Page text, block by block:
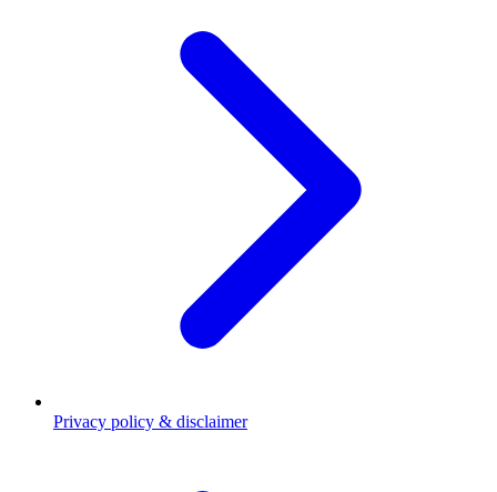
Privacy policy & disclaimer